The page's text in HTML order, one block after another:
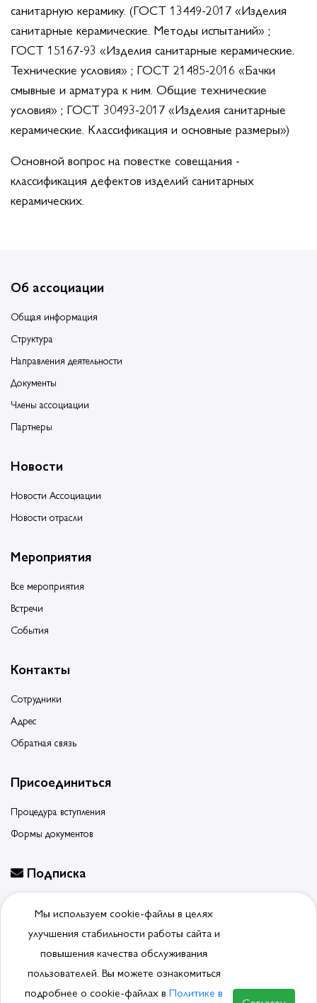
санитарную керамику. (ГОСТ 13449-2017 «Изделия
санитарные керамические. Методы испытаний» ;
ГОСТ 15167-93 «Изделия санитарные керамические.
Технические условия» ; ГОСТ 21485-2016 «Бачки
смывные и арматура к ним. Общие технические
условия» ; ГОСТ 30493-2017 «Изделия санитарные
керамические. Классификация и основные размеры»)
Основной вопрос на повестке совещания -
классификация дефектов изделий санитарных
керамических.
Об ассоциации
Общая информация
Структура
Направления деятельности
Документы
Члены ассоциации
Партнеры
Новости
Новости Ассоциации
Новости отрасли
Мероприятия
Все мероприятия
Встречи
События
Контакты
Сотрудники
Адрес
Обратная связь
Присоединиться
Процедура вступления
Формы документов
Подписка
Отписаться от рассылки
© 2026, Ассоциация производителей и поставщиков
Мы используем cookie-файлы в целях
улучшения стабильности работы сайта и
повышения качества обслуживания
пользователей. Вы можете ознакомиться
подробнее о cookie-файлах в Политике в